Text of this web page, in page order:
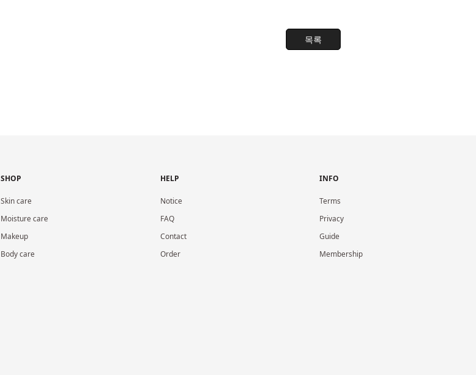
목록
SHOP
Skin care
Moisture care
Makeup
Body care
HELP
Notice
FAQ
Contact
Order
INFO
Terms
Privacy
Guide
Membership